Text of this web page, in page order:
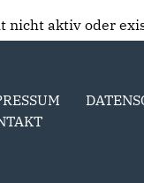
nicht aktiv oder